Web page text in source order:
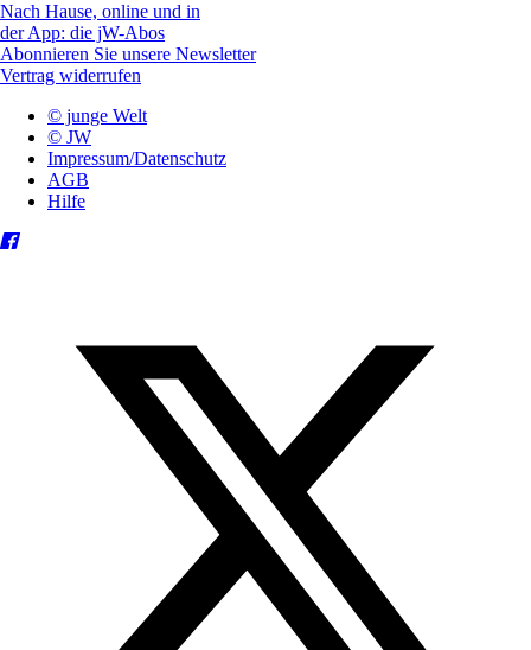
Nach Hause, online und in
der App: die jW-Abos
Abonnieren Sie unsere Newsletter
Vertrag widerrufen
© junge Welt
© JW
Impressum/Datenschutz
AGB
Hilfe